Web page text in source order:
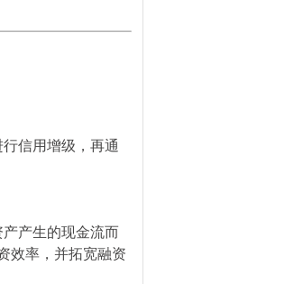
信用增级，再通
产生的现金流而
效率，并拓宽融资